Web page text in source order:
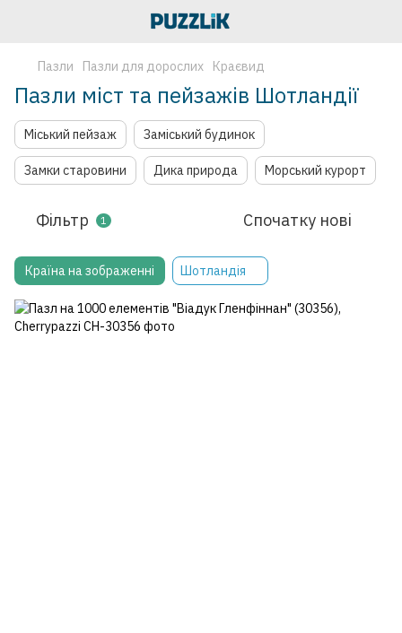
Пазли Пазли для дорослих Краєвид
Пазли міст та пейзажів Шотландії
Міський пейзаж Заміський будинок
Замки старовини Дика природа Морський курорт
Фільтр 1 Спочатку нові
Країна на зображенні Шотландія